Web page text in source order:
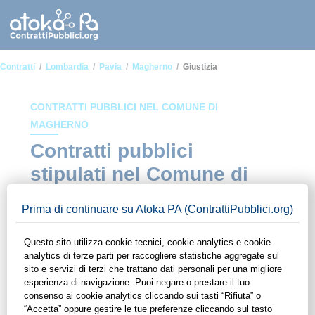
Contratti Lombardia Pavia Magherno Giustizia
CONTRATTI PUBBLICI NEL COMUNE DI
MAGHERNO
Contratti pubblici
stipulati nel Comune di
Giustizia
In questa sezione del sito di ContrattiPubblici.org potrai avere
ad alcuni dei contratti presenti nella piattaforma stipulati
all'interno del Comune di Magherno in ambito Giustizia.
Grazie alle funzionalità di ContrattiPubblici.org potrai
monitorare la scadenza dei contratti pubblici di tuo interesse e
programmare la tua attività commerciale con le Pubbliche